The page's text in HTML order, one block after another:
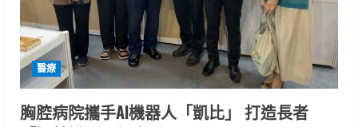
醫療
胸腔病院攜手AI機器人「凱比」 打造長者